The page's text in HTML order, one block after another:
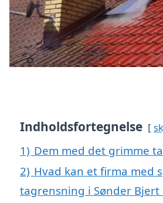
Indholdsfortegnelse
1) Dem med det grimme
2) Hvad kan et firma med
tagrensning i Sønder